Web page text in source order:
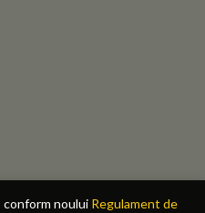
noului Regulament de